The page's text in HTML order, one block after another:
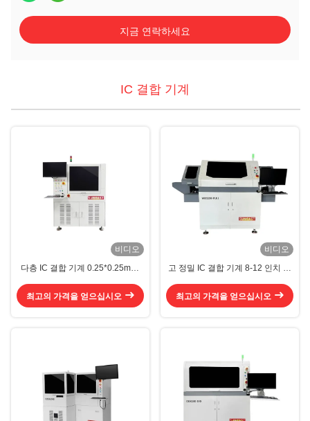
지금 연락하세요
IC 결합 기계
비디오
다층 IC 결합 기계 0.25*0.25mm-
최고의 가격을 얻으십시오
비디오
고 정밀 IC 결합 기계 8-12 인치 웨
최고의 가격을 얻으십시오